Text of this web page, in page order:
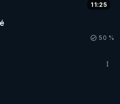
11:25
50 %